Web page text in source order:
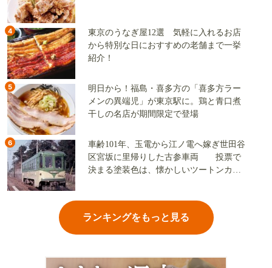
4
東京のうなぎ屋12選 気軽に入れるお店
から特別な日におすすめの老舗まで一挙
紹介！
5
明日から！福島・喜多方の「喜多方ラー
メンの異端児」が東京駅に。鶏と青口煮
干しの名店が期間限定で登場
6
車齢101年、玉電から江ノ電へ嫁ぎ世田谷
区宮坂に里帰りした古参車両 投票で
決まる塗装色は、懐かしいツートンカラ
ランキングをもっと見る